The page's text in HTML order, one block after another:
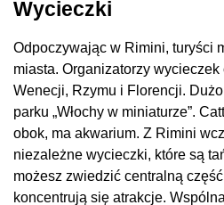
Wycieczki
Odpoczywając w Rimini, turyści
miasta. Organizatorzy
Wenecji, Rzymu i Florencji.
parku „Włochy w miniaturze”.
obok, ma akwarium. Z Rimini
niezależne wycieczki, które są
możesz zwiedzić centralną
koncentrują się atrakcje.